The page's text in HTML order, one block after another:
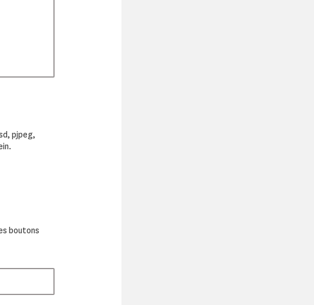
pjpeg,
boutons